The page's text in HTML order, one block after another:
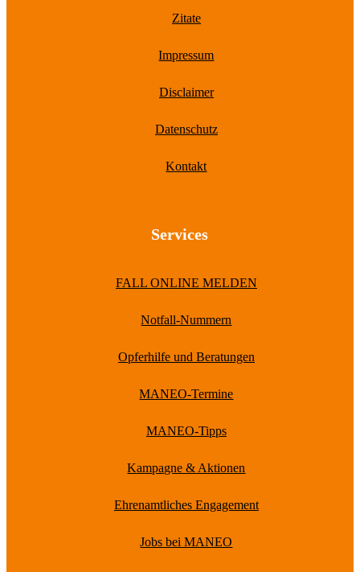
Zitate
Impressum
Disclaimer
Datenschutz
Kontakt
Services
FALL ONLINE MELDEN
Notfall-Nummern
Opferhilfe und Beratungen
MANEO-Termine
MANEO-Tipps
Kampagne & Aktionen
Ehrenamtliches Engagement
Jobs bei MANEO